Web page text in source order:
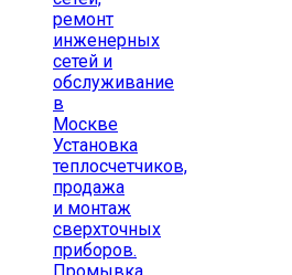
ремонт
инженерных
сетей и
обслуживание
в
Москве
Установка
теплосчетчиков,
продажа
и монтаж
сверхточных
приборов.